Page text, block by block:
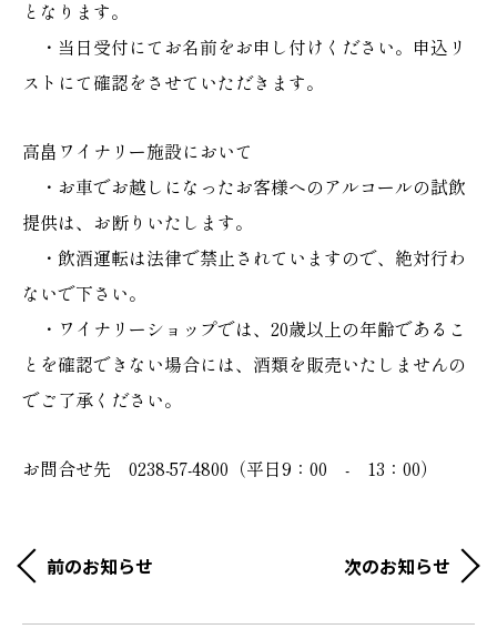
となります。
・当日受付にてお名前をお申し付けください。申込リ
ストにて確認をさせていただきます。
高畠ワイナリー施設において
・お車でお越しになったお客様へのアルコールの試飲
提供は、お断りいたします。
・飲酒運転は法律で禁止されていますので、絶対行わ
ないで下さい。
・ワイナリーショップでは、20歳以上の年齢であるこ
とを確認できない場合には、酒類を販売いたしませんの
でご了承ください。
お問合せ先 0238-57-4800（平日9：00 - 13：00）
前のお知らせ 次のお知らせ